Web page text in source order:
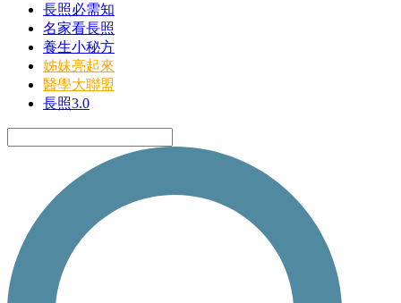
長照必需知
名家看長照
養生小秘方
姊妹亮起來
醫學大聯盟
長照3.0